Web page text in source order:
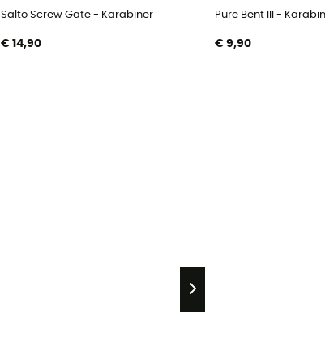
Salto Screw Gate - Karabiner
€ 14,90
Pure Bent III -
€ 9,90